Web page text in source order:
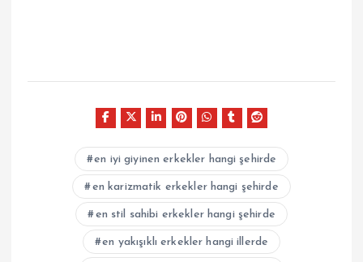
en iyi giyinen erkekler hangi şehirde
en karizmatik erkekler hangi şehirde
en stil sahibi erkekler hangi şehirde
en yakışıklı erkekler hangi illerde